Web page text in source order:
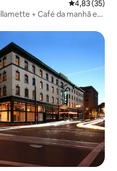
4,83 de uma
4,83 (35)
+ Café da manhã e